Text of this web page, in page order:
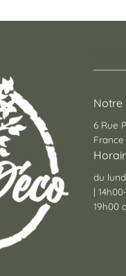
Notre
6 Rue
France
du
|
19h00